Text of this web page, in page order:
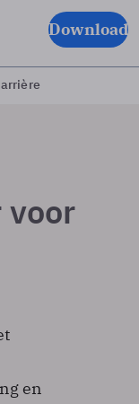
Download
en